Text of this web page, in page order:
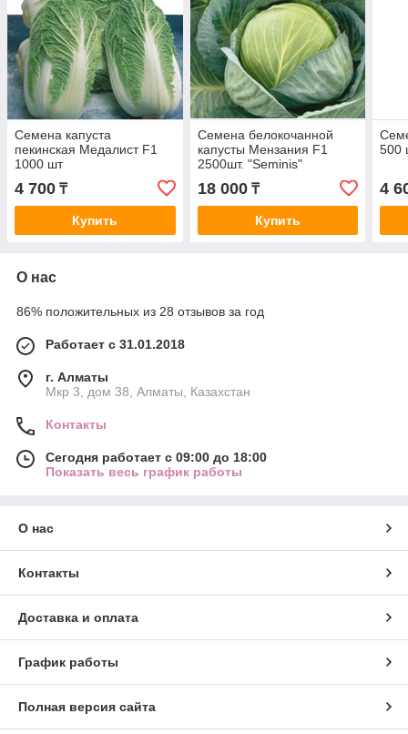
Семена капуста
пекинская Медалист F1
1000 шт
4 700 ₸
Купить
Семена белокочанной
капусты Мензания F1
2500шт. "Seminis"
18 000₸
Купить
500
4
О нас
86% положительных из 28 отзывов за год
Работает с 31.01.2018
г. Алматы
Мкр 3, дом 38, Алматы, Казахстан
Контакты
Сегодня работает с 09:00 до 18:00
Показать весь график работы
О нас
Контакты
Доставка и оплата
График работы
Полная версия сайта